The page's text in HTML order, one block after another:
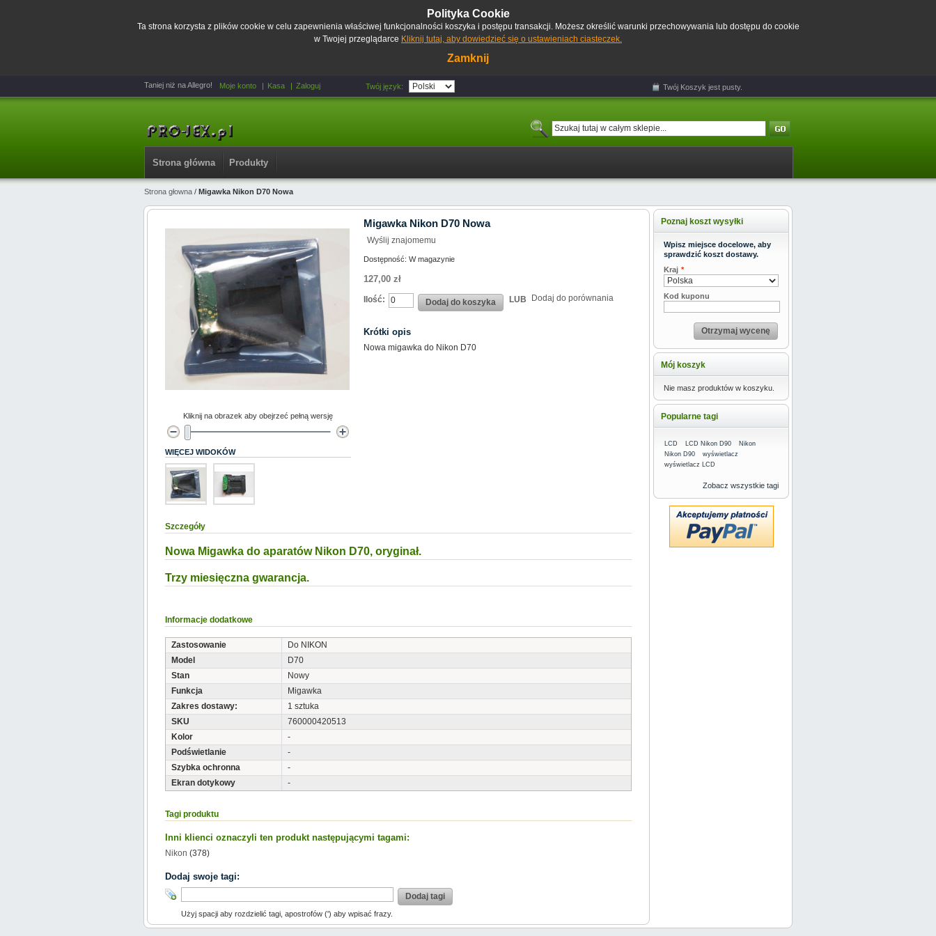
Polityka Cookie
Ta strona korzysta z plików cookie w celu zapewnienia właściwej funkcjonalności koszyka i postępu transakcji. Możesz określić warunki przechowywania lub dostępu do cookie
w Twojej przeglądarce Kliknij tutaj, aby dowiedzieć się o ustawieniach ciasteczek.
Zamknij
Taniej niż na Allegro! Moje konto Kasa Zaloguj Twój Koszyk jest pusty.
Twój język:
Strona główna Produkty
Strona głowna / Migawka Nikon D70 Nowa
Migawka Nikon D70 Nowa
Wyślij znajomemu
Dostępność: W magazynie
127,00 zł
Ilość: Dodaj do koszyka LUB Dodaj do porównania
Krótki opis
Nowa migawka do Nikon D70
Kliknij na obrazek aby obejrzeć pełną wersję
WIĘCEJ WIDOKÓW
Szczegóły
Nowa Migawka do aparatów Nikon D70, oryginał.
Trzy miesięczna gwarancja.
Informacje dodatkowe
Zastosowanie
Do NIKON
Model
D70
Stan
Nowy
Funkcja
Migawka
Zakres dostawy:
1 sztuka
SKU
760000420513
Kolor
-
Podświetlanie
-
Szybka ochronna
-
Ekran dotykowy
-
Tagi produktu
Inni klienci oznaczyli ten produkt następującymi tagami:
Nikon (378)
Dodaj swoje tagi:
Dodaj tagi
Użyj spacji aby rozdzielić tagi, apostrofów (') aby wpisać frazy.
Poznaj koszt wysyłki
Wpisz miejsce docelowe, aby
sprawdzić koszt dostawy.
*
Kraj
Kod kuponu
Otrzymaj wycenę
Mój koszyk
Nie masz produktów w koszyku.
Popularne tagi
LCD LCD Nikon D90
Nikon
Nikon D90
wyświetlacz
wyświetlacz LCD
Zobacz wszystkie tagi